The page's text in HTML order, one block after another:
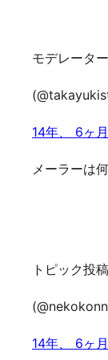
モデレーター
14年、 6ヶ
メーラーは
トピック投
14年、 6ヶ